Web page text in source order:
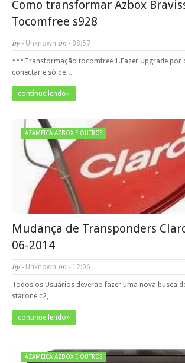
Como transformar Azbox
Tocomfree s928
by - Unknown on - 08:57
***Transformação tocomfree 1.Fazer Upgrade por
conectar e só de…
continue lendo»
AZAMEICA AZBOX E OUTROS
Mudança de Transponders
06-2014
by - Unknown on - 12:06
Todos os Usuários deverão fazer uma nova busca
starone c2, …
continue lendo»
AZAMEICA AZBOX E OUTROS